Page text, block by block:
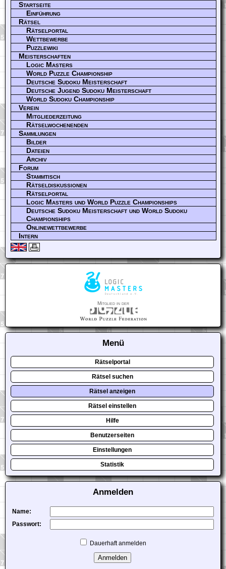
Startseite
Einführung
Rätsel
Rätselportal
Wettbewerbe
Puzzlewiki
Meisterschaften
Logic Masters
World Puzzle Championship
Deutsche Sudoku Meisterschaft
Deutsche Jugend Sudoku Meisterschaft
World Sudoku Championship
Verein
Mitgliederzeitung
Rätselwochenenden
Sammlungen
Bilder
Dateien
Archiv
Forum
Stammtisch
Rätseldiskussionen
Rätselportal
Logic Masters und World Puzzle Championships
Deutsche Sudoku Meisterschaft und World Sudoku
Championships
Onlinewettbewerbe
Intern
Mitglied in der
Menü
Rätselportal
Rätsel suchen
Rätsel anzeigen
Rätsel einstellen
Hilfe
Benutzerseiten
Einstellungen
Statistik
Anmelden
Name:
Passwort:
Dauerhaft anmelden